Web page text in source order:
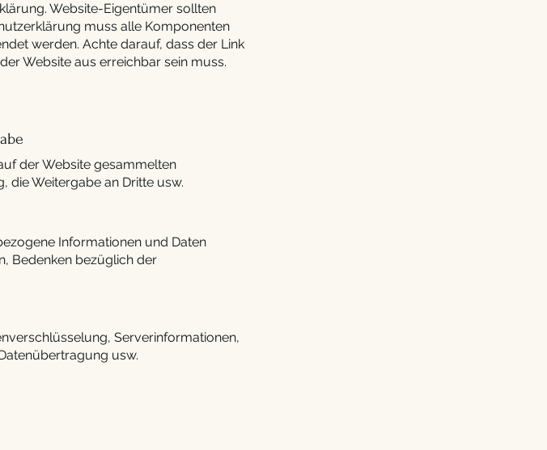
Website-Eigentümer sollten
muss alle Komponenten
werden. Achte darauf, dass der Link
Website aus erreichbar sein muss.
der Website gesammelten
die Weitergabe an Dritte usw.
Informationen und Daten
Bedenken bezüglich der
Serverinformationen,
usw.